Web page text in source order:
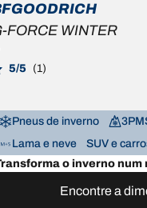
FORCE WINTER
5/5 (1)
Pneus de inverno
Lama e neve
SUV e
o inverno num
Encontre a